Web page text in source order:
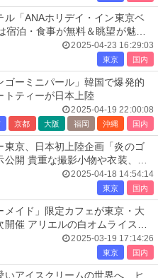
ル「ANAホリデイ・イン東京ベ
宿泊・食事が無料＆眺望が魅力
2025-04-23 16:29:03
東京 国内
ゴーミニパール」韓国で爆発的
トティーが日本上陸
2025-04-19 22:00:08
京都 大阪 福岡 沖縄 国内
東京、日本初上陸企画「炎のゴ
公開 貴重な撮影小物や衣装、ホ
2025-04-18 14:54:14
東京 国内
メイド」限定カフェが東京・大
開催 アリエルの白オムライスや
2025-03-19 17:14:26
東京 国内
いアイスクリームの世界へ、ヒ